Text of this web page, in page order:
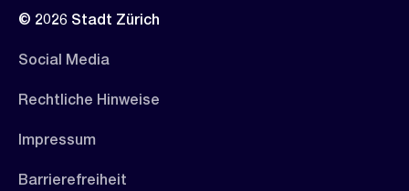
© 2026 Stadt Zürich
Social Media
Rechtliche Hinweise
Impressum
Barrierefreiheit